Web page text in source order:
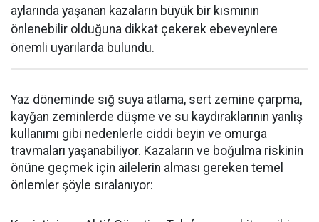
aylarında yaşanan kazaların büyük bir kısmının
önlenebilir olduğuna dikkat çekerek ebeveynlere
önemli uyarılarda bulundu.
Yaz döneminde sığ suya atlama, sert zemine çarpma,
kayğan zeminlerde düşme ve su kaydıraklarının yanlış
kullanımı gibi nedenlerle ciddi beyin ve omurga
travmaları yaşanabiliyor. Kazaların ve boğulma riskinin
önüne geçmek için ailelerin alması gereken temel
önlemler şöyle sıralanıyor: